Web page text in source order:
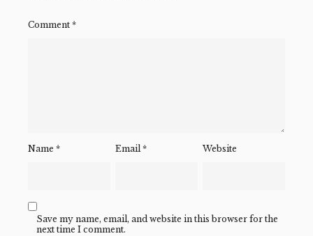
Comment *
Name * Email* Website
Save my name, email, and website in this browser for the
next time I comment.